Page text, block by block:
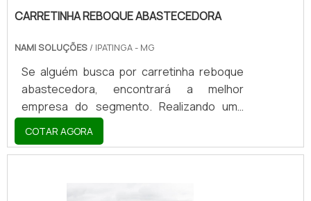
CARRETINHA REBOQUE ABASTECEDORA
NAMI SOLUÇÕES / IPATINGA - MG
Se alguém busca por carretinha reboque
abastecedora, encontrará a melhor
empresa do segmento. Realizando uma
cotação por meio da plataforma de
divulgação das indústrias e descobrindo a
líder do mercado.Qualidade é aqui! Quando
COTAR AGORA